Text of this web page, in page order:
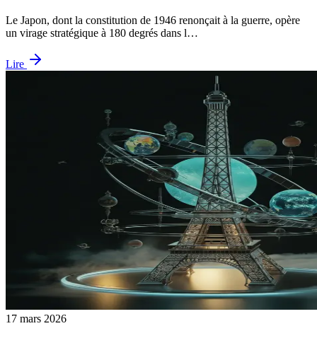
Le Japon, dont la constitution de 1946 renonçait à la guerre, opère
un virage stratégique à 180 degrés dans l…
Lire
17 mars 2026